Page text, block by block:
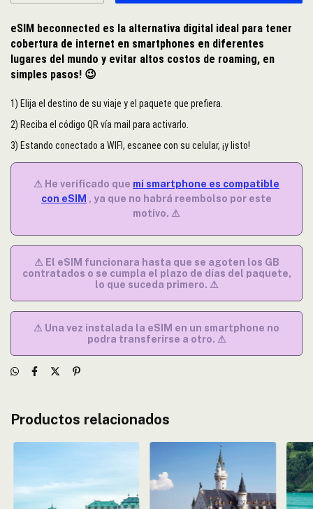
eSIM beconnected es la alternativa digital ideal para tener
cobertura de internet en smartphones en diferentes
lugares del mundo y evitar altos costos de roaming, en
simples pasos! 😉
1) Elija el destino de su viaje y el paquete que prefiera.
2) Reciba el código QR vía mail para activarlo.
3) Estando conectado a WIFI, escanee con su celular, ¡y listo!
⚠ He verificado que mi smartphone es compatible
con eSIM , ya que no habrá reembolso por este
motivo. ⚠
⚠ El eSIM funcionara hasta que se agoten los GB
contratados o se cumpla el plazo de días del paquete,
lo que suceda primero. ⚠
⚠ Una vez instalada la eSIM en un smartphone no
podra transferirse a otro. ⚠
Productos relacionados